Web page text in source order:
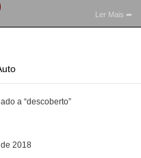
Ler Mais
a “descoberto”
2018